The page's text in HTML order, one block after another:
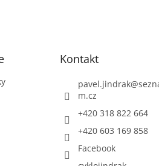
Kontakt
pavel.jindrak@
m.cz
+420 318 822 664
+420 603 169 858
Facebook